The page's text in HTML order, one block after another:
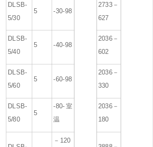
DLSB-
5/30
5 -30-98
2733－
627
DLSB-
5/40
5 -40-98
2036－
602
DLSB-
5/60
5 -60-98
2036－
330
DLSB-
5/80
5
-80-室
温
2036－
180
－120